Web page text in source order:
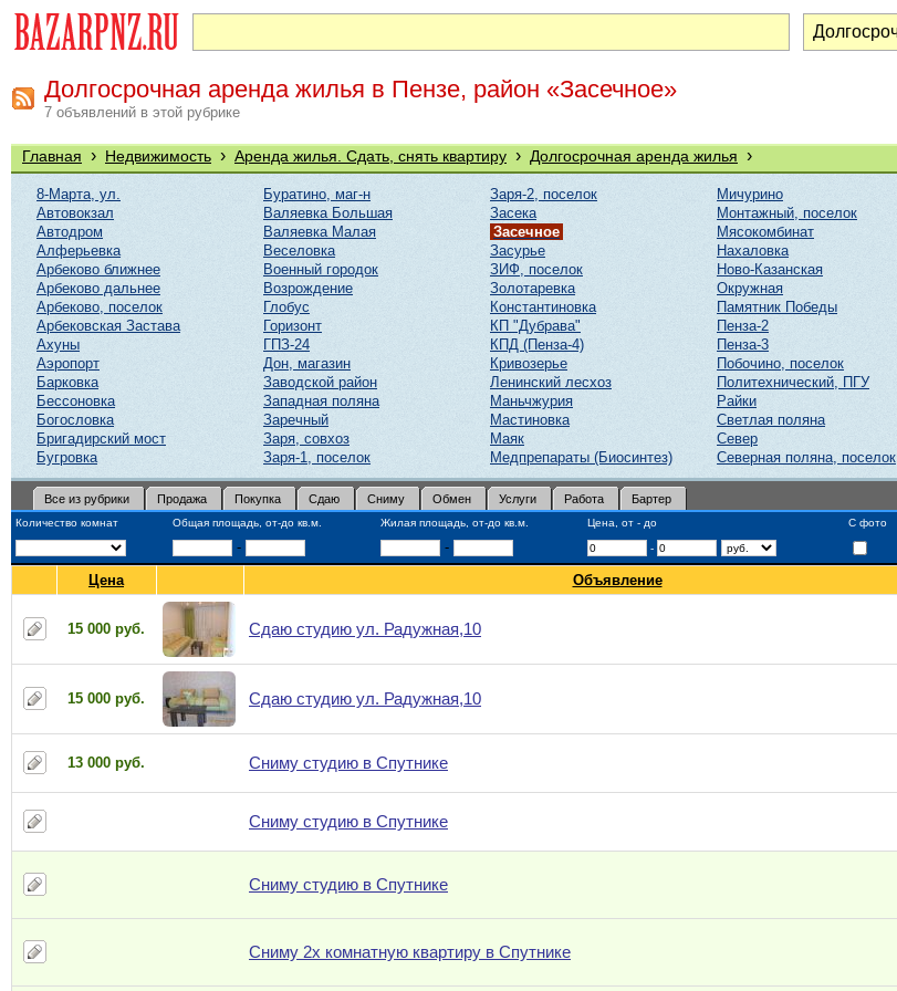
Долгосрочная аренда жилья в Пензе, район «Засечное»
7 объявлений в этой рубрике
Главная › Недвижимость › Аренда жилья. Сдать, снять квартиру › Долгосрочная аренда жилья ›
8-Марта, ул.
Автовокзал
Автодром
Алферьевка
Арбеково ближнее
Арбеково дальнее
Арбеково, поселок
Арбековская Застава
Ахуны
Аэропорт
Барковка
Бессоновка
Богословка
Бригадирский мост
Бугровка
Буратино, маг-н
Валяевка Большая
Валяевка Малая
Веселовка
Военный городок
Возрождение
Глобус
Горизонт
ГПЗ-24
Дон, магазин
Заводской район
Западная поляна
Заречный
Заря, совхоз
Заря-1, поселок
Заря-2, поселок
Засека
Засечное
Засурье
ЗИФ, поселок
Золотаревка
Константиновка
КП "Дубрава"
КПД (Пенза-4)
Кривозерье
Ленинский лесхоз
Маньчжурия
Мастиновка
Маяк
Медпрепараты (Биосинтез)
Мичурино
Монтажный, поселок
Мясокомбинат
Нахаловка
Ново-Казанская
Окружная
Памятник Победы
Пенза-2
Пенза-3
Побочино, поселок
Политехнический, ПГУ
Райки
Светлая поляна
Север
Северная поляна, поселок
Все из рубрики Продажа Покупка Сдаю Сниму Обмен Услуги Работа Бартер
Количество комнат Общая площадь, от-до кв.м. Жилая площадь, от-до кв.м. Цена, от - до С фото
- - -
Цена Объявление
15 000 руб. Сдаю студию ул. Радужная,10
15 000 руб. Сдаю студию ул. Радужная,10
13 000 руб. Сниму студию в Спутнике
Сниму студию в Спутнике
Сниму студию в Спутнике
Сниму 2х комнатную квартиру в Спутнике